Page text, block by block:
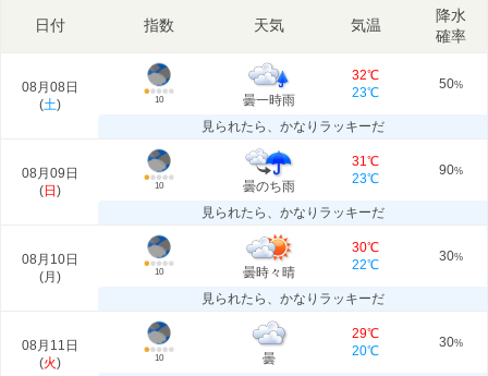
日付 指数 天気 気温
降水
確率
08月08日
(土) 10 曇一時雨
32℃
23℃
50%
見られたら、かなりラッキーだ
08月09日
(日 ) 10 曇のち雨
31℃
23℃
90%
見られたら、かなりラッキーだ
08月10日
(月 ) 10 曇時々晴
30℃
22℃
30%
見られたら、かなりラッキーだ
08月11日
(火) 10 曇
29℃
20℃
30%